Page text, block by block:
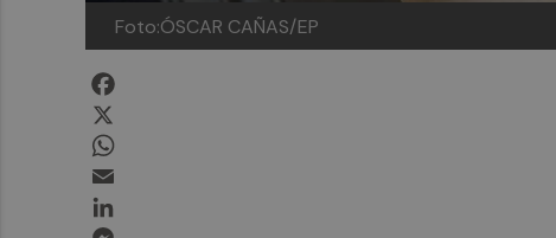
Foto:ÓSCAR CAÑAS/EP